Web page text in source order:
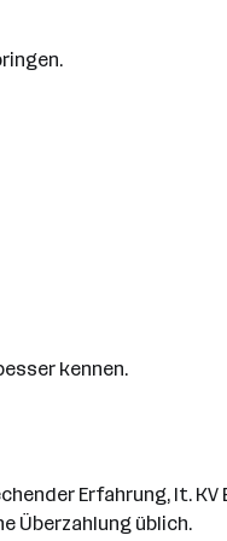
kennen.
Erfahrung, lt.
Überzahlung üblich.